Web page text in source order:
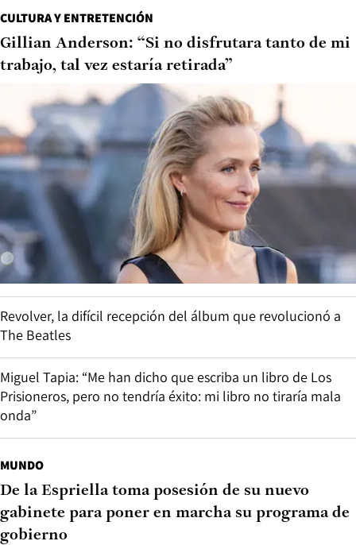
CULTURA Y ENTRETENCIÓN
Gillian Anderson: “Si no disfrutara tanto de mi
trabajo, tal vez estaría retirada”
Revolver, la difícil recepción del álbum que revolucionó a
The Beatles
Miguel Tapia: “Me han dicho que escriba un libro de Los
Prisioneros, pero no tendría éxito: mi libro no tiraría mala
onda”
MUNDO
De la Espriella toma posesión de su nuevo
gabinete para poner en marcha su programa de
gobierno